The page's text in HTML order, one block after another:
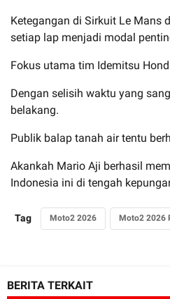
Ketegangan di Sirkuit Le Mans
setiap lap menjadi modal
Fokus utama tim Idemitsu
Dengan selisih waktu yang
belakang.
Publik balap tanah air tentu
Akankah Mario Aji berhasil
Indonesia ini di tengah
Tag Moto2 2026 Moto2 2026
BERITA TERKAIT